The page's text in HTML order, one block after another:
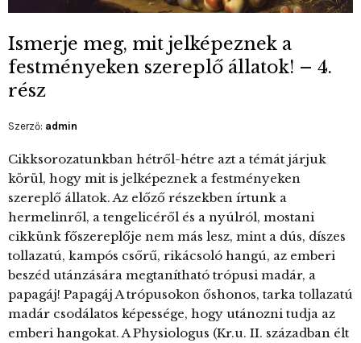
Ismerje meg, mit jelképeznek a
festményeken szereplő állatok! – 4.
rész
Szerző: admin
Cikksorozatunkban hétről-hétre azt a témát járjuk
körül, hogy mit is jelképeznek a festményeken
szereplő állatok. Az előző részekben írtunk a
hermelinről, a tengelicéről és a nyúlról, mostani
cikkünk főszereplője nem más lesz, mint a dús, díszes
tollazatú, kampós csőrű, rikácsoló hangú, az emberi
beszéd utánzására megtanítható trópusi madár, a
papagáj! Papagáj A trópusokon őshonos, tarka tollazatú
madár csodálatos képessége, hogy utánozni tudja az
emberi hangokat. A Physiologus (Kr.u. II. században élt